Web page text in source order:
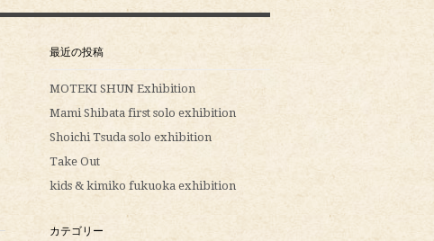
最近の投稿
MOTEKI SHUN Exhibition
Mami Shibata first solo exhibition
Shoichi Tsuda solo exhibition
Take Out
kids & kimiko fukuoka exhibition
カテゴリー